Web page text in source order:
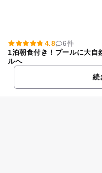
4.8
6件
1泊朝食付き！プールに大自
ルへ
続